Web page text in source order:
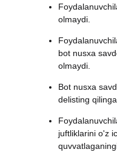
olmaydi.
bot nusxa
olmaydi.
Bot nusxa
delisting
juftliklarini o'z